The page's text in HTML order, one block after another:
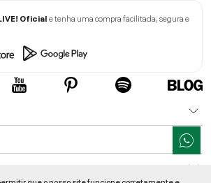
Oficiale tenha uma compra facilitada, segura e